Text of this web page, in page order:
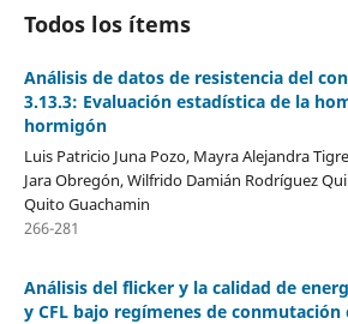
Todos los ítems
Análisis de datos de resistencia del
3.13.3: Evaluación estadística de la
hormigón
Luis Patricio Juna Pozo, Mayra Alejandra
Jara Obregón, Wilfrido Damián Rodríguez
Quito Guachamin
266-281
Análisis del flicker y la calidad de
y CFL bajo regímenes de conmutación